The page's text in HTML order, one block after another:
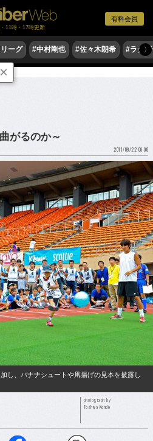
有料会員
11時・17時更新
ーグ #中村剛也 #佐々木朗希 #ラグ〉
がるのか～
2011/09/22 06:00
し、バナナシュートや凧揚げの見本を披露し
photograph by
Toshiya Kondo
×